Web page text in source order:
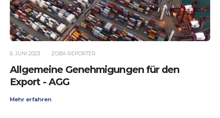
6. JUNI 2023 ZOBA REPORTER
Allgemeine Genehmigungen für den
Export - AGG
Mehr erfahren